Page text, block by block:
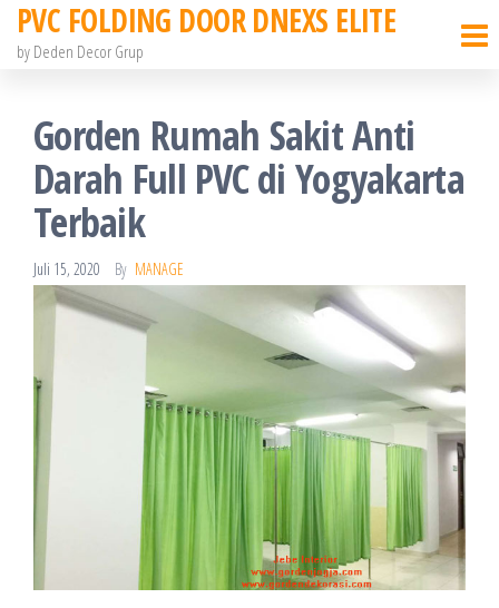
Skip
content
PVC FOLDING DOOR DNEXS ELITE
by Deden Decor Grup
Gorden Rumah Sakit Anti
Darah Full PVC di Yogyakarta
Terbaik
Juli 15, 2020 By MANAGE